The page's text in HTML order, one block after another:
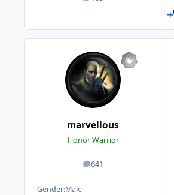
marvellous
Honor Warrior
641
posts
Gender:Male